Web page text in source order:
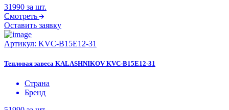
31990 за шт.
Смотреть
Оставить заявку
Артикул: KVС-B15E12-31
Тепловая завеса KALASHNIKOV KVС-B15E12-31
Страна
Бренд